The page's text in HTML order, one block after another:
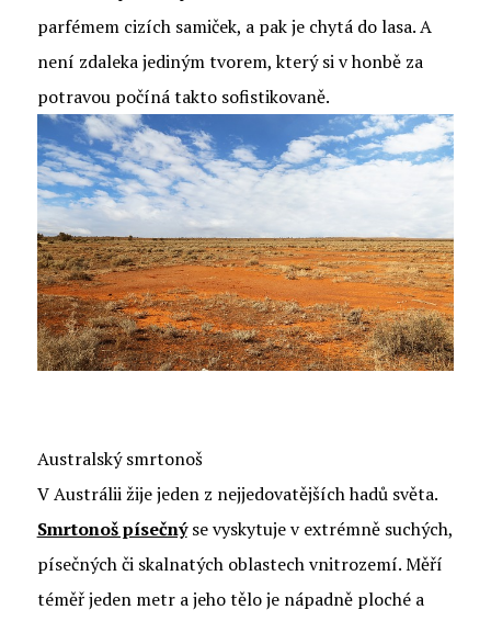
parfémem cizích samiček, a pak je chytá do lasa. A
není zdaleka jediným tvorem, který si v honbě za
potravou počíná takto sofistikovaně.
Australský smrtonoš
V Austrálii žije jeden z nejjedovatějších hadů světa.
Smrtonoš písečnýse vyskytuje v extrémně suchých,
písečných či skalnatých oblastech vnitrozemí. Měří
téměř jeden metr a jeho tělo je nápadně ploché a